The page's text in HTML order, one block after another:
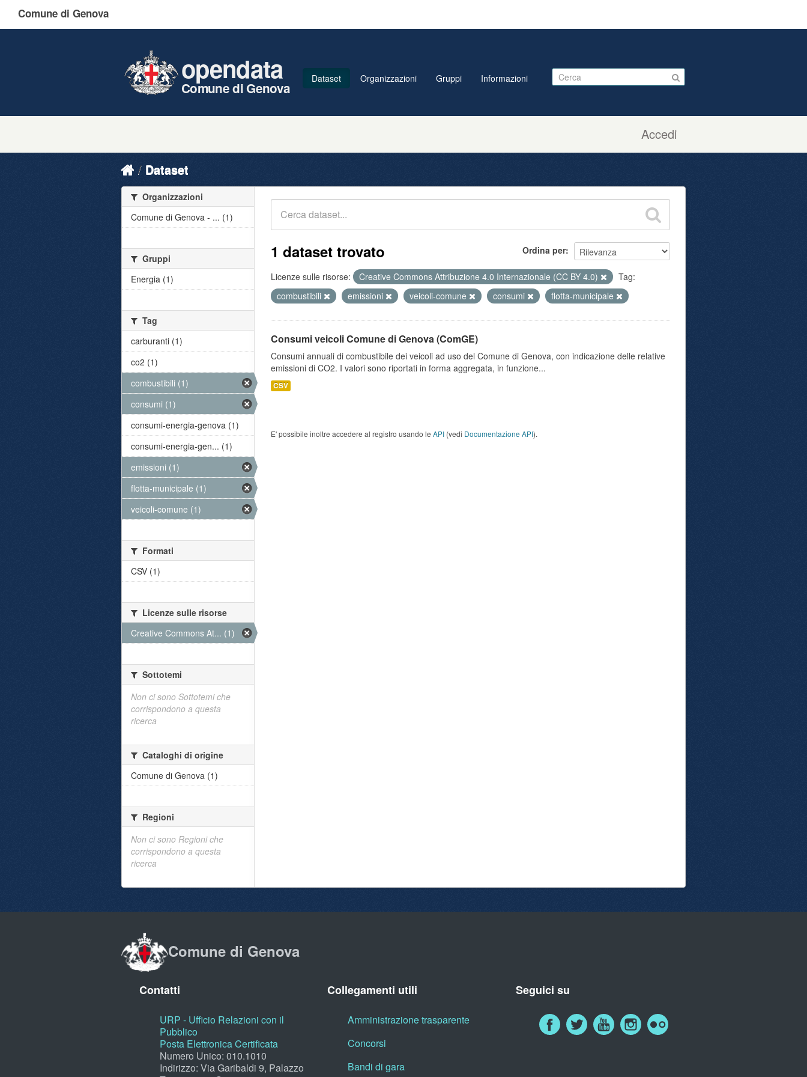
Comune di Genova
Accedi
opendata
Comune di Genova
Dataset Organizzazioni Gruppi Informazioni
Dataset
Ordina per
1 dataset trovato
Licenze sulle risorse: Creative Commons Attribuzione 4.0 Internazionale (CC BY 4.0)
Tag:
combustibili
emissioni veicoli-comune consumi flotta-municipale
Consumi veicoli Comune di Genova (ComGE)
Consumi annuali di combustibile dei veicoli ad uso del Comune di Genova, con indicazione delle relative
emissioni di CO2. I valori sono riportati in forma aggregata, in funzione...
CSV
E' possibile inoltre accedere al registro usando le API (vedi Documentazione API).
Organizzazioni
Comune di Genova - ... (1)
Gruppi
Energia (1)
Tag
carburanti (1)
co2 (1)
combustibili (1)
consumi (1)
consumi-energia-genova (1)
consumi-energia-gen... (1)
emissioni (1)
flotta-municipale (1)
veicoli-comune (1)
Formati
CSV (1)
Licenze sulle risorse
Creative Commons At... (1)
Sottotemi
Non ci sono Sottotemi che
corrispondono a questa
ricerca
Cataloghi di origine
Comune di Genova (1)
Regioni
Non ci sono Regioni che
corrispondono a questa
ricerca
Comune di Genova
Contatti
URP - Ufficio Relazioni con il
Pubblico
Posta Elettronica Certificata
Numero Unico: 010.1010
Indirizzo: Via Garibaldi 9, Palazzo
Collegamenti utili
Amministrazione trasparente
Concorsi
Bandi di gara
Seguici su